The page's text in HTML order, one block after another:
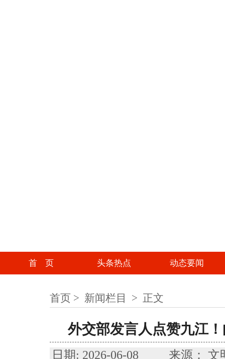
首 页 头条热点 动态要闻
首页 > 新闻栏目 > 正文
外交部发言人点赞九江
日期: 2026-06-08 来源：